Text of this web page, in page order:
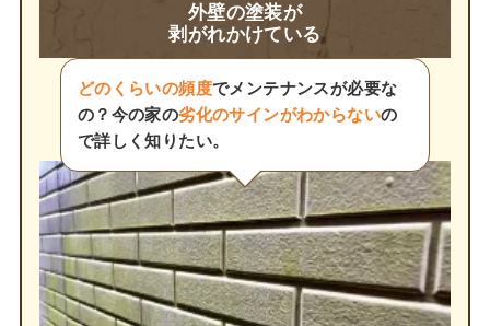
外壁の塗装が
剥がれかけている
どのくらいの頻度でメンテナンスが必要な
の？今の家の劣化のサインがわからないの
で詳しく知りたい。